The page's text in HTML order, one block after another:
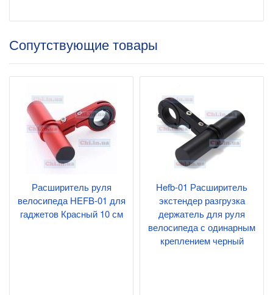
Сопутствующие товары
Расширитель руля
велосипеда HEFB-01 для
гаджетов Красный 10 см
Hefb-01 Расширитель
экстендер разгрузка
держатель для руля
велосипеда с одинарным
креплением черный